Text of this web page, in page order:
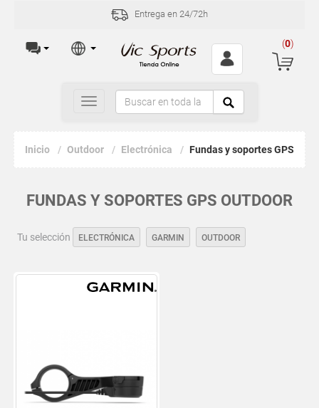
Entrega en 24/72h
(0)
Toggle
navigation
Inicio Outdoor Electrónica Fundas y soportes GPS
FUNDAS Y SOPORTES GPS OUTDOOR
Tu selección ELECTRÓNICA GARMIN OUTDOOR